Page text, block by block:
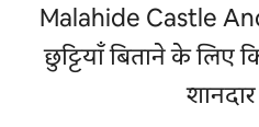
Malahide Castle
छुट्टियाँ बिताने के लिए